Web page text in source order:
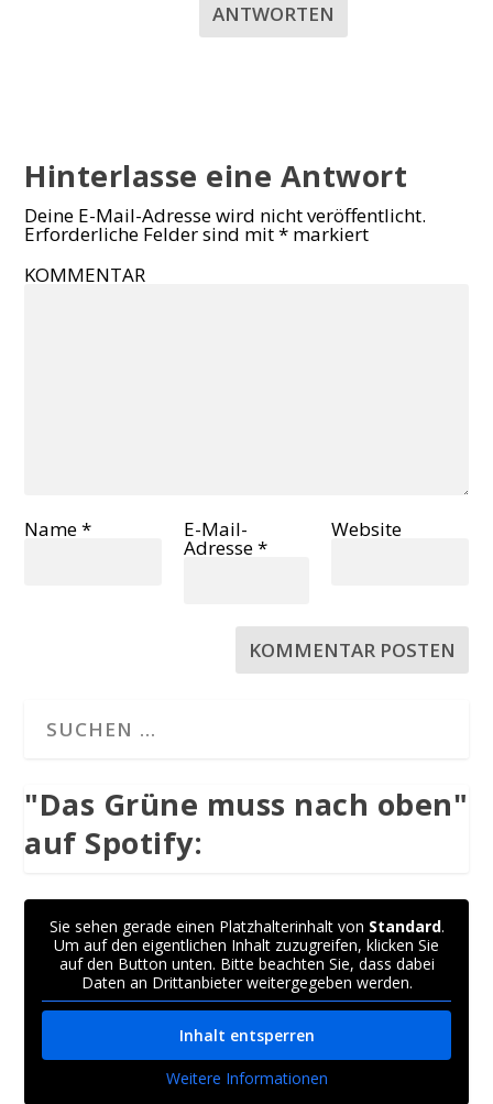
ANTWORTEN
Hinterlasse eine Antwort
Deine E-Mail-Adresse wird nicht veröffentlicht.
Erforderliche Felder sind mit* markiert
KOMMENTAR
Name* E-Mail-
Adresse*
Website
"Das Grüne muss nach oben"
auf Spotify:
Sie sehen gerade einen Platzhalterinhalt von Standard.
Um auf den eigentlichen Inhalt zuzugreifen, klicken Sie
auf den Button unten. Bitte beachten Sie, dass dabei
Daten an Drittanbieter weitergegeben werden.
Inhalt entsperren
Weitere Informationen